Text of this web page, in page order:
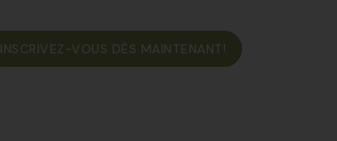
INSCRIVEZ-VOUS DÈS MAINTENANT!